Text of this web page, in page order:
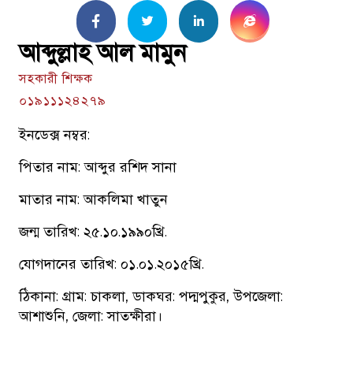
আব্দুল্লাহ আল মামুন
সহকারী শিক্ষক
০১৯১১১২৪২৭৯
ইনডেক্স নম্বর:
পিতার নাম: আব্দুর রশিদ সানা
মাতার নাম: আকলিমা খাতুন
জন্ম তারিখ: ২৫.১০.১৯৯০খ্রি.
যোগদানের তারিখ: ০১.০১.২০১৫খ্রি.
ঠিকানা: গ্রাম: চাকলা, ডাকঘর: পদ্মপুকুর, উপজেলা:
আশাশুনি, জেলা: সাতক্ষীরা।